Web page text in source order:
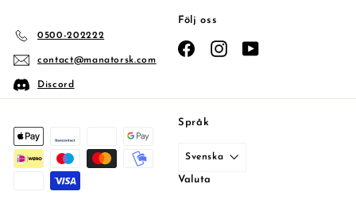
0500-202222
contact@manatorsk.com
Discord
Följ oss
FacebookInstagram
Språk
Svenska
Valuta